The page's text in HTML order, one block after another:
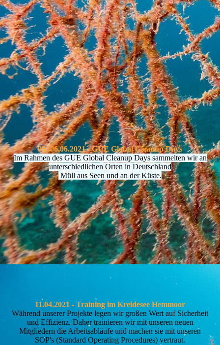
.
.
05.-06.06.2021 - GUE Global Cleanup Days
Im Rahmen des GUE Global Cleanup Days sammelten wir an
unterschiedlichen Orten in Deutschland
Müll aus Seen und an der Küste.
.
.
.
11.04.2021 - Training im Kreidesee Hemmoor
Während unserer Projekte legen wir großen Wert auf Sicherheit
und Effizienz. Daher trainieren wir mit unseren neuen
Mitgliedern die Arbeitsabläufe und machen sie mit unseren
SOP's (Standard Operating Procedures) vertraut.